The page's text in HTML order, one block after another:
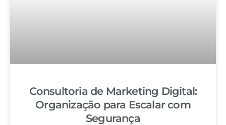
Consultoria de Marketing Digital:
Organização para Escalar com
Segurança